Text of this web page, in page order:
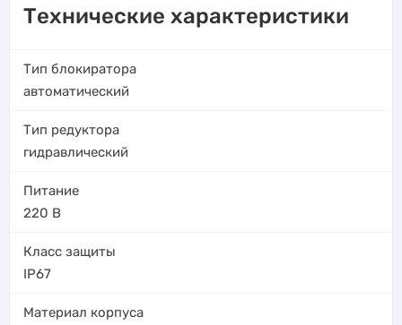
Технические характеристики
Тип блокиратора
автоматический
Тип редуктора
гидравлический
Питание
220 В
Класс защиты
IP67
Материал корпуса